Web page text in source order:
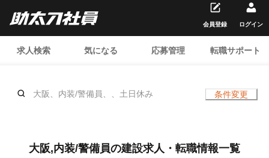
求人検索 気になる 応募管理 転職サポート
会員登録 ログイン
大阪、内装/警備員、、土日休み 条件変更
大阪,内装/警備員の建設求人・転職情報一覧